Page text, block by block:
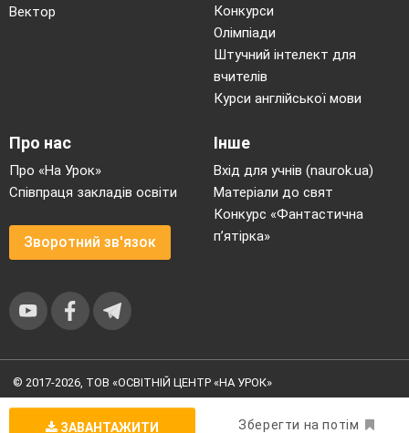
ЗАВАНТАЖИТИ Зберегти на потім
Вектор
Конкурси
Олімпіади
Штучний інтелект для
вчителів
Курси англійської мови
Про нас
Про «На Урок»
Співпраця закладів освіти
Зворотний зв'язок
Інше
Вхід для учнів (naurok.ua)
Матеріали до свят
Конкурс «Фантастична
п’ятірка»
© 2017-2026, ТОВ «ОСВІТНІЙ ЦЕНТР «НА УРОК»
конфіденційності